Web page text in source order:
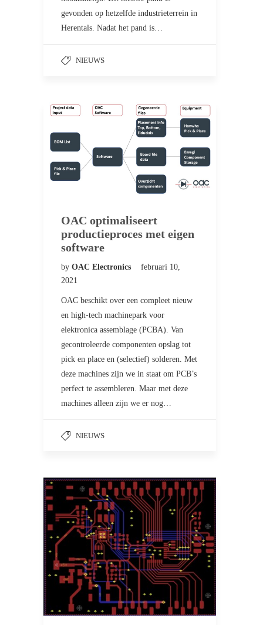
gevonden op hetzelfde industrieterrein in
Herentals. Nadat het pand is…
NIEUWS
OAC optimaliseert
productieproces met eigen
software
by OAC Electronics
februari 10,
2021
OAC beschikt over een compleet nieuw
en high-tech machinepark voor
elektronica assemblage (PCBA). Van
gecontroleerde componenten opslag tot
pick en place en (selectief) solderen. Met
deze machines zijn we in staat om PCB’s
perfect te assembleren. Maar met deze
machines alleen zijn we er nog…
NIEUWS